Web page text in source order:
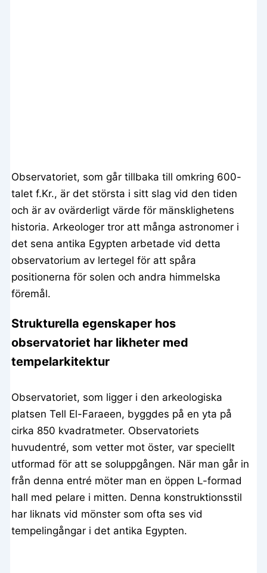
Observatoriet, som går tillbaka till omkring 600-
talet f.Kr., är det största i sitt slag vid den tiden
och är av ovärderligt värde för mänsklighetens
historia. Arkeologer tror att många astronomer i
det sena antika Egypten arbetade vid detta
observatorium av lertegel för att spåra
positionerna för solen och andra himmelska
föremål.
Strukturella egenskaper hos
observatoriet har likheter med
tempelarkitektur
Observatoriet, som ligger i den arkeologiska
platsen Tell El-Faraeen, byggdes på en yta på
cirka 850 kvadratmeter. Observatoriets
huvudentré, som vetter mot öster, var speciellt
utformad för att se soluppgången. När man går in
från denna entré möter man en öppen L-formad
hall med pelare i mitten. Denna konstruktionsstil
har liknats vid mönster som ofta ses vid
tempelingångar i det antika Egypten.